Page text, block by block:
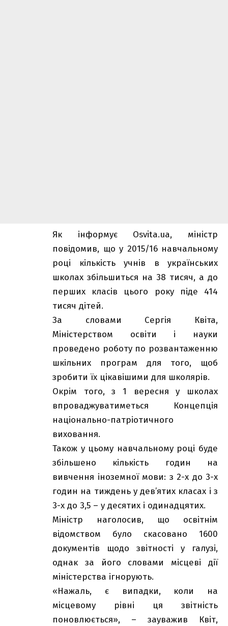
Як інформує Osvita.ua, міністр
повідомив, що у 2015/16 навчальному
році кількість учнів в українських
школах збільшиться на 38 тисяч, а до
перших класів цього року піде 414
тисяч дітей.
За словами Сергія Квіта,
Міністерством освіти і науки
проведено роботу по розвантаженню
шкільних програм для того, щоб
зробити їх цікавішими для школярів.
Окрім того, з 1 вересня у школах
впроваджуватиметься Концепція
національно-патріотичного
виховання.
Також у цьому навчальному році буде
збільшено кількість годин на
вивчення іноземної мови: з 2-х до 3-х
годин на тиждень у дев’ятих класах і з
3-х до 3,5 – у десятих і одинадцятих.
Міністр наголосив, що освітнім
відомством було скасовано 1600
документів щодо звітності у галузі,
однак за його словами місцеві дії
міністерства ігнорують.
«Нажаль, є випадки, коли на
місцевому рівні ця звітність
поновлюється», – зауважив Квіт,